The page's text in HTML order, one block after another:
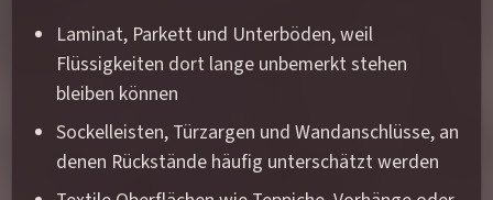
Laminat, Parkett und Unterböden, weil
Flüssigkeiten dort lange unbemerkt stehen
bleiben können
Sockelleisten, Türzargen und Wandanschlüsse, an
denen Rückstände häufig unterschätzt werden